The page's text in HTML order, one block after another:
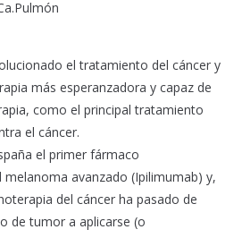
el tratamiento del cáncer y
más esperanzadora y capaz de
como el principal tratamiento
el cáncer.
el primer fármaco
avanzado (Ipilimumab) y,
del cáncer ha pasado de
de tumor a aplicarse (o